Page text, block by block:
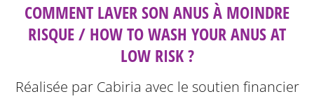
COMMENT LAVER SON ANUS À MOINDRE
RISQUE / HOW TO WASH YOUR ANUS AT
LOW RISK ?
Réalisée par Cabiria avec le soutien financier